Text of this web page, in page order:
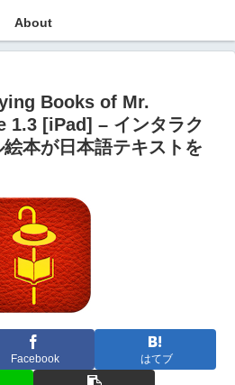
About
Books of Mr.
1.3 [iPad] – インタラク
本が日本語テキストを
Facebook はてブ